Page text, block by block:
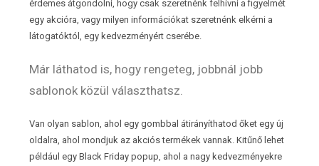
érdemes átgondolni, hogy csak szeretnénk felhívni a figyelmét
egy akcióra, vagy milyen információkat szeretnénk elkérni a
látogatóktól, egy kedvezményért cserébe.
Már láthatod is, hogy rengeteg, jobbnál jobb
sablonok közül választhatsz.
Van olyan sablon, ahol egy gombbal átirányíthatod őket egy új
oldalra, ahol mondjuk az akciós termékek vannak. Kitűnő lehet
például egy Black Friday popup, ahol a nagy kedvezményekre